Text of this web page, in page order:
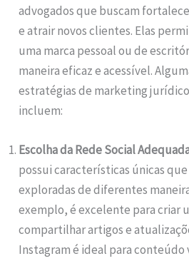
advogados que buscam
e atrair novos clientes. Elas
uma marca pessoal ou de
maneira eficaz e acessível.
estratégias de marketing jurídico
incluem:
Escolha da Rede Social
possui características únicas
exploradas de diferentes
exemplo, é excelente para criar
compartilhar artigos e
Instagram é ideal para